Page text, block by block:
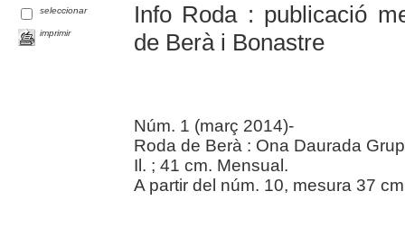
seleccionar
imprimir
Info Roda : publicació
de Berà i Bonastre
Núm. 1 (març 2014)-
Roda de Berà : Ona Daurada
Il. ; 41 cm. Mensual.
A partir del núm. 10, mesura 37